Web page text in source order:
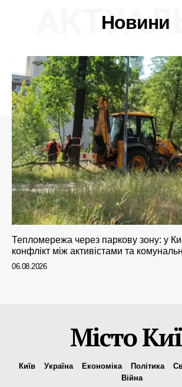
Новини
Тепломережа через паркову зону: у
конфлікт між активістами та
06.08.2026
Місто
Київ Україна Економіка Політика
Війна